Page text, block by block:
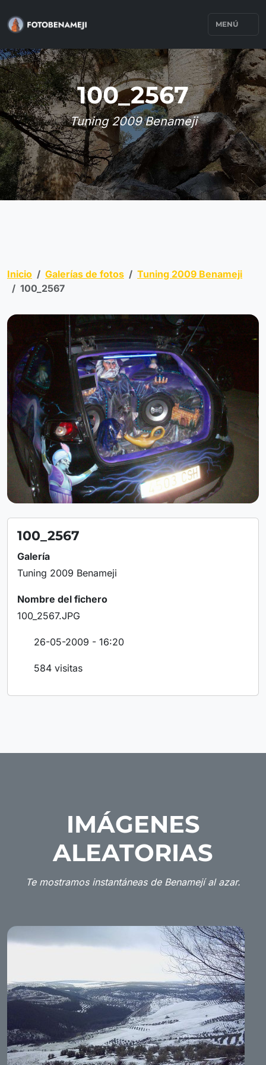
MENÚ
100_2567
Tuning 2009 Benameji
Inicio Galerías de fotos
Tuning 2009 Benameji
100_2567
100_2567
Galería
Tuning 2009 Benameji
Nombre del fichero
100_2567.JPG
26-05-2009 - 16:20
584 visitas
IMÁGENES
ALEATORIAS
Te mostramos instantáneas de Benamejí al azar.